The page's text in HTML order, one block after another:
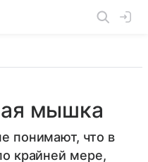
мышка
понимают, что в
крайней мере,